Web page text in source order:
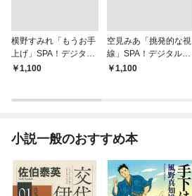
横野すみれ「もうお手
上げ」SPA！デジタル
写真集
￥1,100
空見みあ「挑発的な視
線」SPA！デジタル写
真集
￥1,100
小説一般のおすすめ本